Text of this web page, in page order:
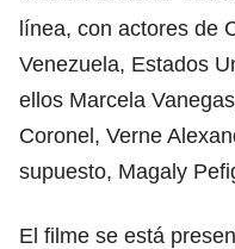
línea, con actores de
Venezuela, Estados
ellos Marcela
Coronel, Verne
supuesto, Magaly
El filme se está